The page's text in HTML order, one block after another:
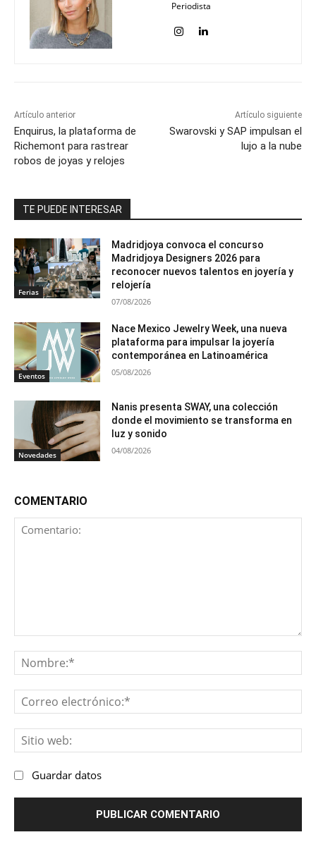
Periodista
Artículo anterior
Enquirus, la plataforma de
Richemont para rastrear
robos de joyas y relojes
Artículo siguiente
Swarovski y SAP impulsan el
lujo a la nube
TE PUEDE INTERESAR
Ferias
Madridjoya convoca el concurso
Madridjoya Designers 2026 para
reconocer nuevos talentos en joyería y
relojería
07/08/2026
Eventos
Nace Mexico Jewelry Week, una nueva
plataforma para impulsar la joyería
contemporánea en Latinoamérica
05/08/2026
Novedades
Nanis presenta SWAY, una colección
donde el movimiento se transforma en
luz y sonido
04/08/2026
COMENTARIO
Guardar datos